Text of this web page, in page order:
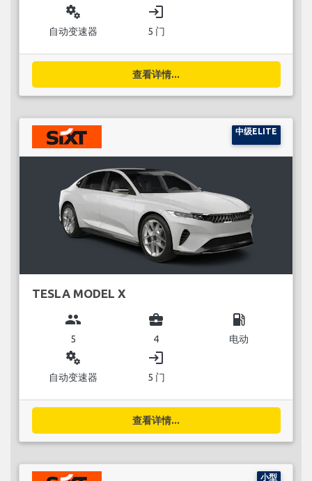
miscellaneous_services
自动变速器
login
5 门
查看详情...
中级ELITE
TESLA MODEL X
group
5
business_center
4
local_gas_station
电动
miscellaneous_services
自动变速器
login
5 门
查看详情...
小型